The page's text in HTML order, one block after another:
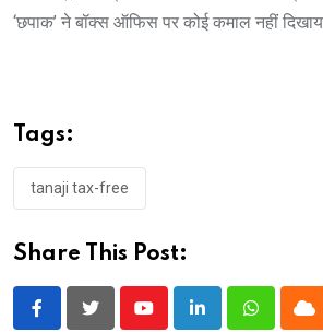
‘छपाक’ ने बॉक्स ऑफिस पर कोई कमाल नहीं
Tags:
tanaji tax-free
Share This Post:
YoutubeLinkedInWhatsapp